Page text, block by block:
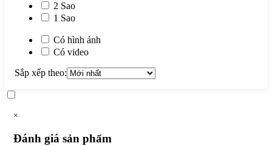
2 Sao
1 Sao
Có hình ảnh
Có video
Sắp xếp theo:
×
Đánh giá sản phẩm